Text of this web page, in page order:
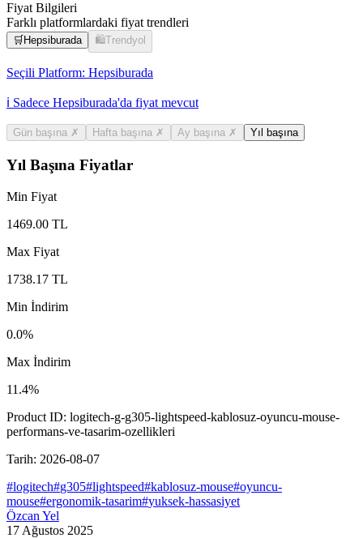
Fiyat Bilgileri
Farklı platformlardaki fiyat trendleri
🛒 Hepsiburada 🛍️Trendyol
Seçili Platform: Hepsiburada
ℹ️ Sadece Hepsiburada'da fiyat mevcut
Gün başına ✗ Hafta başına ✗ Ay başına ✗ Yıl başına
Yıl Başına Fiyatlar
Min Fiyat
1469.00 TL
Max Fiyat
1738.17 TL
Min İndirim
0.0%
Max İndirim
11.4%
Product ID: logitech-g-g305-lightspeed-kablosuz-oyuncu-mouse-
performans-ve-tasarim-ozellikleri
Tarih: 2026-08-07
#logitech#g305#lightspeed#kablosuz-mouse#oyuncu-
mouse#ergonomik-tasarim#yuksek-hassasiyet
Özcan Yel
17 Ağustos 2025